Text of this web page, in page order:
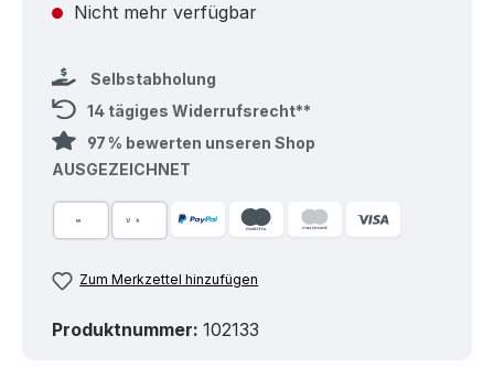
Nicht mehr verfügbar
Selbstabholung
14 tägiges Widerrufsrecht**
97 % bewerten unseren Shop
AUSGEZEICHNET
Zum Merkzettel hinzufügen
Produktnummer: 102133